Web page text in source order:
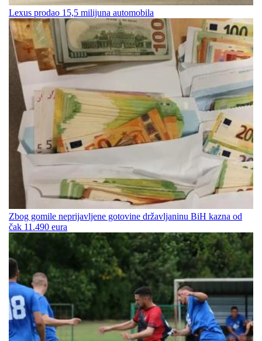
Lexus prodao 15,5 milijuna automobila
Zbog gomile neprijavljene gotovine državljaninu BiH kazna od
čak 11.490 eura